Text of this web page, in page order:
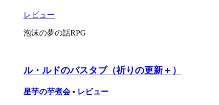
レビュー
泡沫の夢の話RPG
ル・ルドのバスタブ（祈りの更新＋）
星芋の芋煮会 • レビュー